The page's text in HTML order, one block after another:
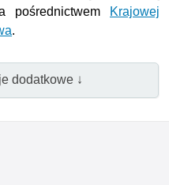
pośrednictwem
Krajowej
.
dodatkowe ↓